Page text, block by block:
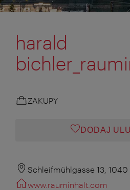
harald
ZAKUPY
DODAJ
Schleifmühlgasse 13, 1040
www.rauminhalt.com